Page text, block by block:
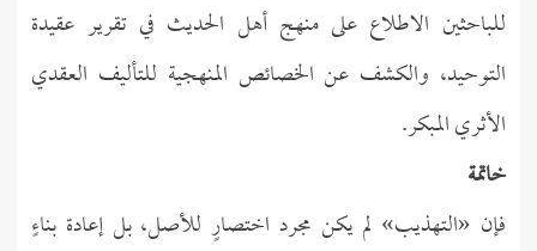
للباحثين الاطلاع على منهج أهل الحديث في تقرير عقيدة
التوحيد، والكشف عن الخصائص المنهجية للتأليف العقدي
الأثري المبكر.
خاتمة
فإن «التهذيب» لم يكن مجرد اختصارٍ للأصل، بل إعادة بناءٍ